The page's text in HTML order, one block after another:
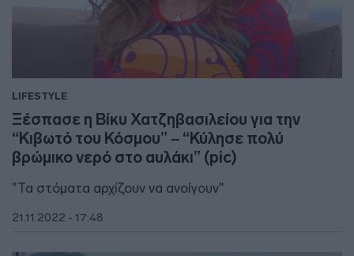
LIFESTYLE
Ξέσπασε η Βίκυ Χατζηβασιλείου για την
“Κιβωτό του Κόσμου” – “Κύλησε πολύ
βρώμικο νερό στο αυλάκι” (pic)
"Τα στόματα αρχίζουν να ανοίγουν"
21.11.2022 - 17:48